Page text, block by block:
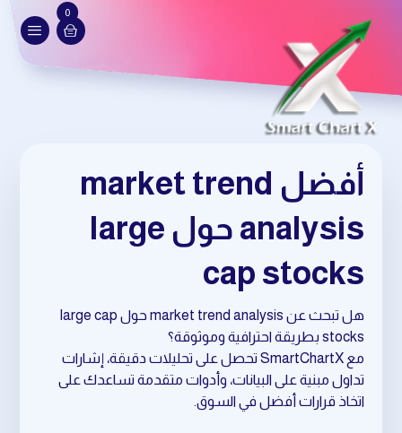
0
أفضل market trend
analysis حول large
cap stocks
هل تبحث عن market trend analysis حول large cap
stocks بطريقة احترافية وموثوقة؟
مع SmartChartX تحصل على تحليلات دقيقة، إشارات
تداول مبنية على البيانات، وأدوات متقدمة تساعدك على
اتخاذ قرارات أفضل في السوق.